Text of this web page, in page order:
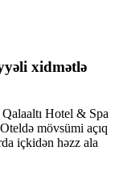
xidmətlə
Hotel & Spa
mövsümi açıq
içkidən həzz ala